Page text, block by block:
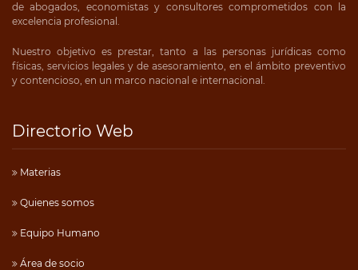
de abogados, economistas y consultores comprometidos con la
excelencia profesional.
Nuestro objetivo es prestar, tanto a las personas jurídicas como
físicas, servicios legales y de asesoramiento, en el ámbito preventivo
y contencioso, en un marco nacional e internacional.
Directorio Web
Materias
Quienes somos
Equipo Humano
Área de socio